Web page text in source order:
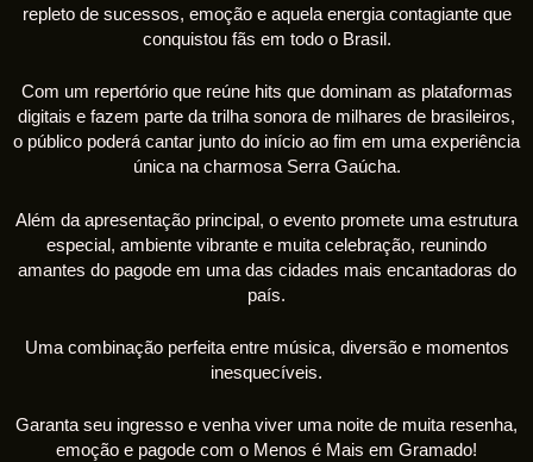
repleto de sucessos, emoção e aquela energia contagiante que
conquistou fãs em todo o Brasil.
Com um repertório que reúne hits que dominam as plataformas
digitais e fazem parte da trilha sonora de milhares de brasileiros,
o público poderá cantar junto do início ao fim em uma experiência
única na charmosa Serra Gaúcha.
Além da apresentação principal, o evento promete uma estrutura
especial, ambiente vibrante e muita celebração, reunindo
amantes do pagode em uma das cidades mais encantadoras do
país.
Uma combinação perfeita entre música, diversão e momentos
inesquecíveis.
Garanta seu ingresso e venha viver uma noite de muita resenha,
emoção e pagode com o Menos é Mais em Gramado!